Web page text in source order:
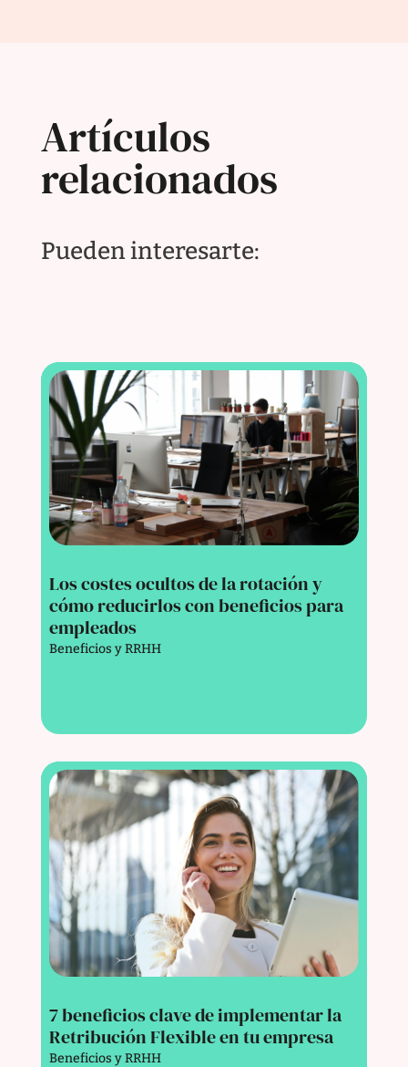
Artículos
relacionados
Pueden interesarte:
Los costes ocultos de la rotación y
cómo reducirlos con beneficios para
empleados
Beneficios y RRHH
7 beneficios clave de implementar la
Retribución Flexible en tu empresa
Beneficios y RRHH